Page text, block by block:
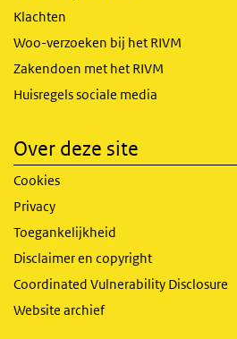
Klachten
Woo-verzoeken bij het RIVM
Zakendoen met het RIVM
Huisregels sociale media
Over deze site
Cookies
Privacy
Toegankelijkheid
Disclaimer en copyright
Coordinated Vulnerability Disclosure
Website archief